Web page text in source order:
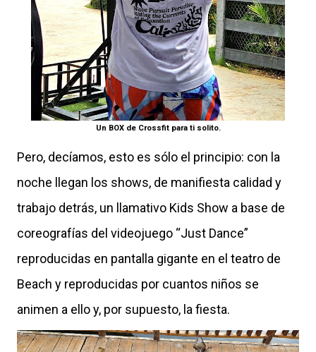
Un BOX de Crossfit para ti solito.
Pero, decíamos, esto es sólo el principio: con la
noche llegan los shows, de manifiesta calidad y
trabajo detrás, un llamativo Kids Show a base de
coreografías del videojuego “Just Dance”
reproducidas en pantalla gigante en el teatro de
Beach y reproducidas por cuantos niños se
animen a ello y, por supuesto, la fiesta.